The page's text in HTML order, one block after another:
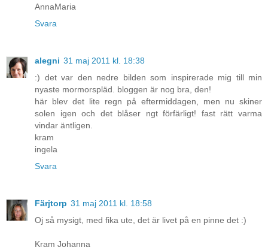
AnnaMaria
Svara
alegni 31 maj 2011 kl. 18:38
:) det var den nedre bilden som inspirerade mig till min
nyaste mormorspläd. bloggen är nog bra, den!
här blev det lite regn på eftermiddagen, men nu skiner
solen igen och det blåser ngt förfärligt! fast rätt varma
vindar äntligen.
kram
ingela
Svara
Färjtorp 31 maj 2011 kl. 18:58
Oj så mysigt, med fika ute, det är livet på en pinne det :)
Kram Johanna